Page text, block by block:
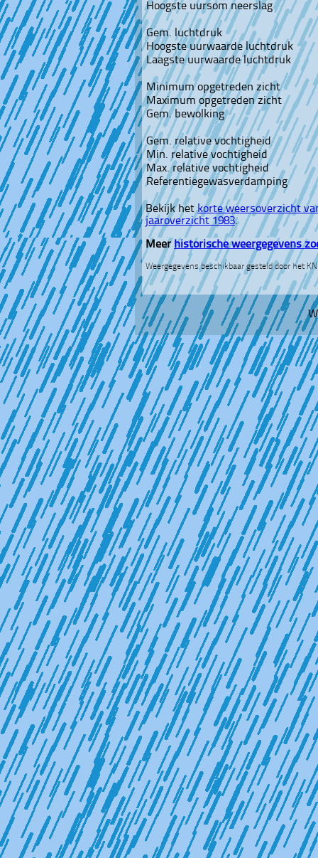
Hoogste uursom neerslag
Gem. luchtdruk
Hoogste uurwaarde luchtdruk
Laagste uurwaarde luchtdruk
Minimum opgetreden zicht
Maximum opgetreden zicht
Gem. bewolking
Gem. relative vochtigheid
Min. relative vochtigheid
Max. relative vochtigheid
Referentiegewasverdamping
Bekijk hetkorte weersoverzicht
jaaroverzicht 1983.
Meer historische weergegevens
Weergegevens beschikbaar gesteld door het